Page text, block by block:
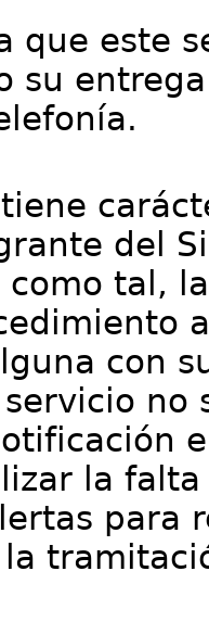
que este
su
del
como tal,
con
no
la
para